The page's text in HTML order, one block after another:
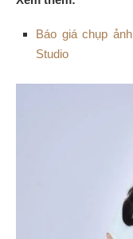
Báo giá chụp
Studio